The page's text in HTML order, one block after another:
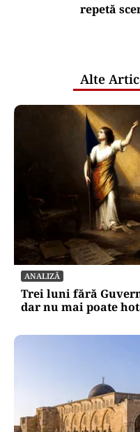
repetă
Alte
ANALIZĂ
Trei luni fără
dar nu mai poate